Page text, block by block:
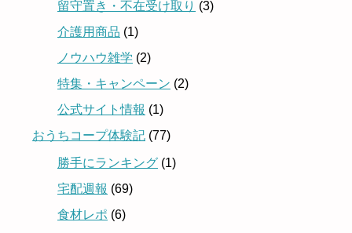
留守置き・不在受け取り (3)
介護用商品 (1)
ノウハウ雑学 (2)
特集・キャンペーン (2)
公式サイト情報 (1)
おうちコープ体験記 (77)
勝手にランキング (1)
宅配週報 (69)
食材レポ (6)